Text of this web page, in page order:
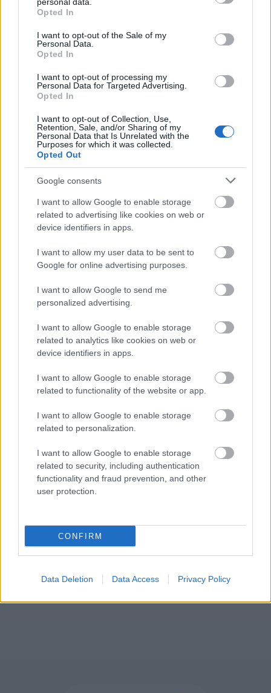
grant or deny consent to Google and its third-party tags to
use your data for below specified purposes in below Google
consent section.
Opted In
I want to opt-out of the Sale of my
Personal Data.
Opted In
I want to opt-out of processing my
Personal Data for Targeted Advertising.
Opted In
I want to opt-out of Collection, Use,
Retention, Sale, and/or Sharing of my
Personal Data that Is Unrelated with the
Purposes for which it was collected.
Opted Out
Google consents
I want to allow Google to enable storage
related to advertising like cookies on web or
device identifiers in apps.
I want to allow my user data to be sent to
Google for online advertising purposes.
I want to allow Google to send me
personalized advertising.
I want to allow Google to enable storage
related to analytics like cookies on web or
device identifiers in apps.
I want to allow Google to enable storage
related to functionality of the website or app.
I want to allow Google to enable storage
related to personalization.
I want to allow Google to enable storage
related to security, including authentication
functionality and fraud prevention, and other
user protection.
CONFIRM
Data Deletion Data Access Privacy Policy
Πιστοποίηση Υπολογιστών σε 2
μέρες
Μάθε πρώτος όλες τις σημαντικές
Βάλε το proson.gr στα αποτελέσματα
αναζήτησης της Google
Δημοφιλείς Ειδήσεις
ΕΟΠΥΥ: Επίδομα έως 150 ευρώ – Ποιοι
ασφαλισμένοι το δικαιούνται
Τι σημαίνει η λέξη «ρίψασπις»
Προσλήψεις σε σχολεία: 1.116 θέσεις
Τι σημαίνει η λέξη «ευκτός»
Προσλήψεις